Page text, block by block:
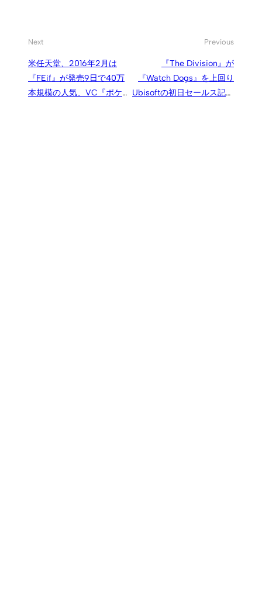
Next
米任天堂、2016年2月は
『FEif』が発売9日で40万
本規模の人気、VC『ポケモ
Previous
『The Division』が
『Watch Dogs』を上回り
Ubisoftの初日セールス記録